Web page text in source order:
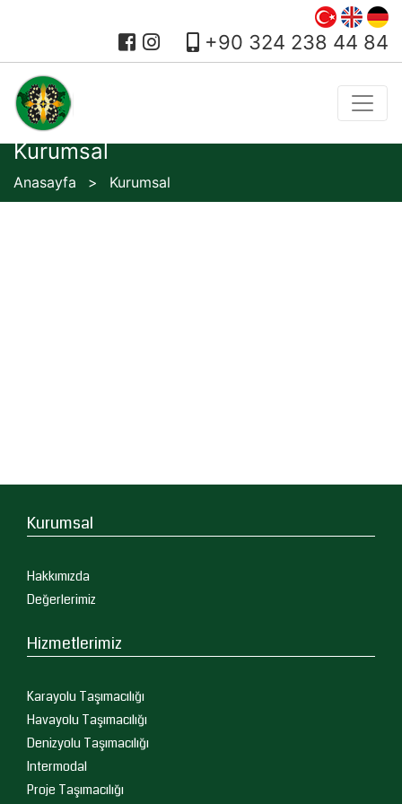
+90 324 238 44 84
Kurumsal
Anasayfa Kurumsal
Kurumsal
Hakkımızda
Değerlerimiz
Hizmetlerimiz
Karayolu Taşımacılığı
Havayolu Taşımacılığı
Denizyolu Taşımacılığı
Intermodal
Proje Taşımacılığı